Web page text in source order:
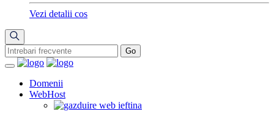
Vezi detalii cos
Domenii
WebHost